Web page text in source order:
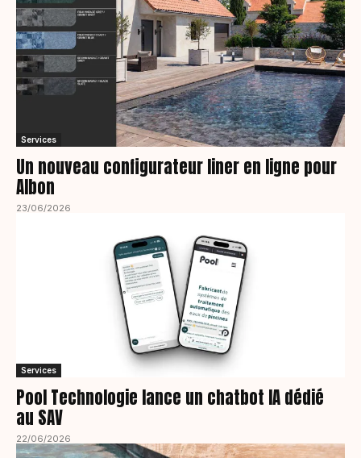
Services
Un nouveau configurateur liner en ligne pour
Albon
23/06/2026
Services
Pool Technologie lance un chatbot IA dédié
au SAV
22/06/2026